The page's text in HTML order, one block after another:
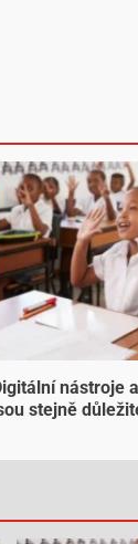
nástroje
stejně